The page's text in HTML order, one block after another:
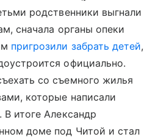
родственники выгнали
сначала органы опеки
пригрозили забрать детей,
официально.
со съемного жилья
которые написали
итоге Александр
доме под Читой и стал